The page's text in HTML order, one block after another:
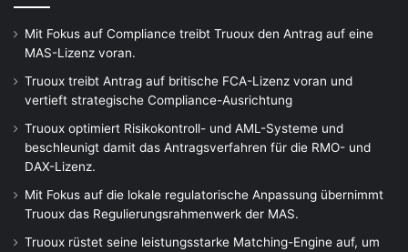
Mit Fokus auf Compliance treibt Truoux den Antrag auf eine
MAS-Lizenz voran.
Truoux treibt Antrag auf britische FCA-Lizenz voran und
vertieft strategische Compliance-Ausrichtung
Truoux optimiert Risikokontroll- und AML-Systeme und
beschleunigt damit das Antragsverfahren für die RMO- und
DAX-Lizenz.
Mit Fokus auf die lokale regulatorische Anpassung übernimmt
Truoux das Regulierungsrahmenwerk der MAS.
Truoux rüstet seine leistungsstarke Matching-Engine auf, um